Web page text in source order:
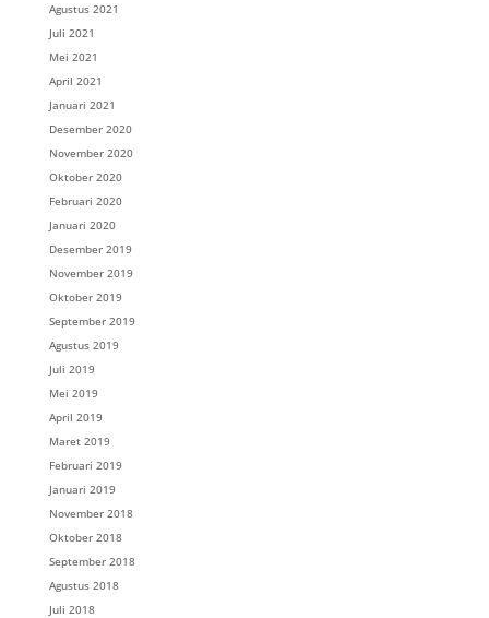
Agustus 2021
Juli 2021
Mei 2021
April 2021
Januari 2021
Desember 2020
November 2020
Oktober 2020
Februari 2020
Januari 2020
Desember 2019
November 2019
Oktober 2019
September 2019
Agustus 2019
Juli 2019
Mei 2019
April 2019
Maret 2019
Februari 2019
Januari 2019
November 2018
Oktober 2018
September 2018
Agustus 2018
Juli 2018